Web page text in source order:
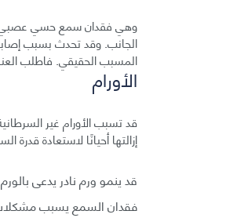
وهي فقدان سمع حسي عصبي
المسبب الحقيقي. فاطلب
الأورام
قد تسبب الأورام غير
إزالتها أحيانًا لاستعادة قدرة
قد ينمو ورم نادر يدعى
فقدان السمع يسبب مشكلات